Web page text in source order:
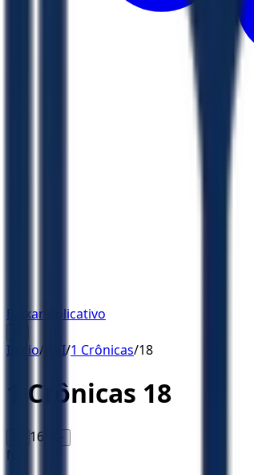
Baixar Aplicativo
Início/ NVI/1 Crônicas/18
1 Crônicas 18
16 A+
NVI